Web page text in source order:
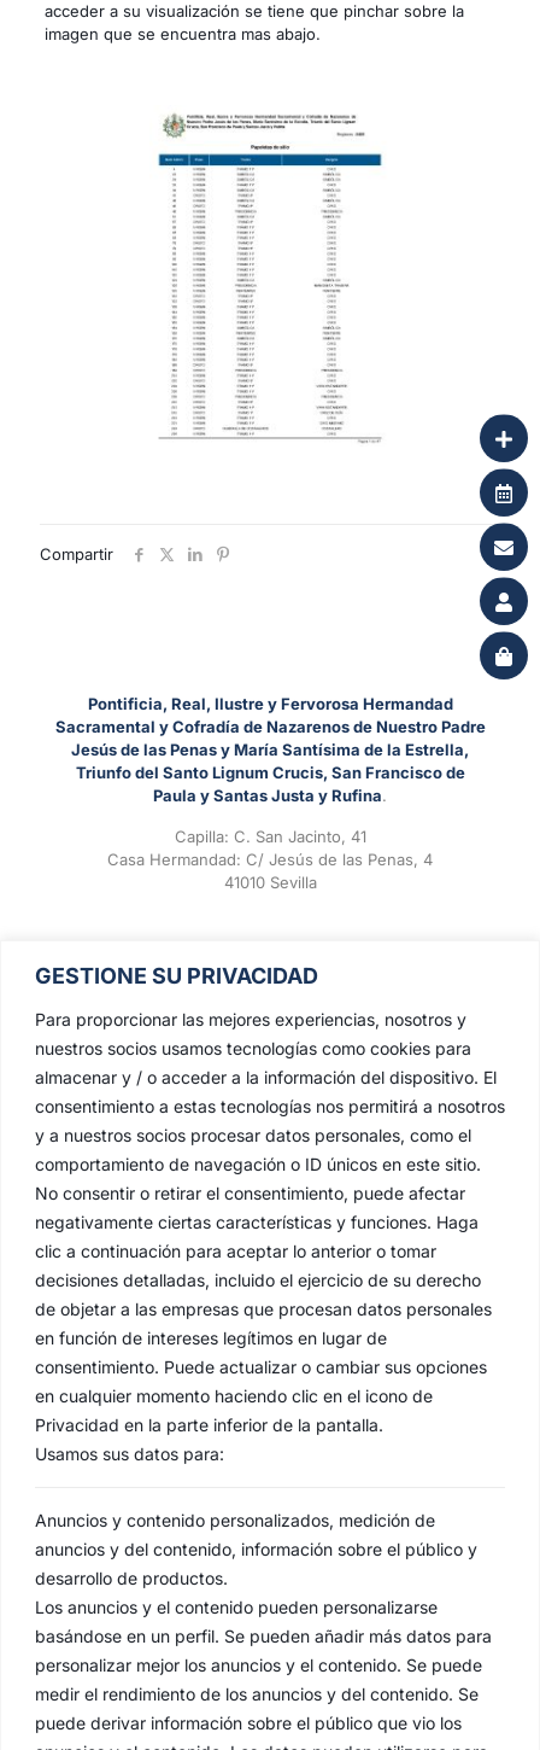
GESTIONE SU PRIVACIDAD
Para proporcionar las mejores experiencias, nosotros y
nuestros socios usamos tecnologías como cookies para
almacenar y / o acceder a la información del dispositivo. El
consentimiento a estas tecnologías nos permitirá a nosotros
y a nuestros socios procesar datos personales, como el
comportamiento de navegación o ID únicos en este sitio.
No consentir o retirar el consentimiento, puede afectar
negativamente ciertas características y funciones. Haga
clic a continuación para aceptar lo anterior o tomar
decisiones detalladas, incluido el ejercicio de su derecho
de objetar a las empresas que procesan datos personales
en función de intereses legítimos en lugar de
consentimiento. Puede actualizar o cambiar sus opciones
en cualquier momento haciendo clic en el icono de
Privacidad en la parte inferior de la pantalla.
Usamos sus datos para:
Anuncios y contenido personalizados, medición de
anuncios y del contenido, información sobre el público y
desarrollo de productos.
Los anuncios y el contenido pueden personalizarse
basándose en un perfil. Se pueden añadir más datos para
personalizar mejor los anuncios y el contenido. Se puede
medir el rendimiento de los anuncios y del contenido. Se
puede derivar información sobre el público que vio los
acceder a su visualización se tiene que pinchar sobre la
imagen que se encuentra mas abajo.
Compartir
Pontificia, Real, Ilustre y Fervorosa Hermandad
Sacramental y Cofradía de Nazarenos de Nuestro Padre
Jesús de las Penas y María Santísima de la Estrella,
Triunfo del Santo Lignum Crucis, San Francisco de
Paula y Santas Justa y Rufina.
Capilla: C. San Jacinto, 41
Casa Hermandad: C/ Jesús de las Penas, 4
41010 Sevilla